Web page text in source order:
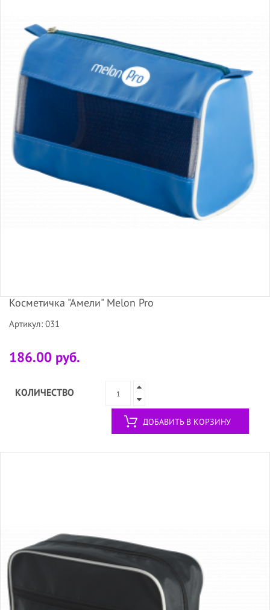
Косметичка "Амели" Melon Pro
Артикул: 031
186.00 руб.
КОЛИЧЕСТВО
ДОБАВИТЬ В КОРЗИНУ